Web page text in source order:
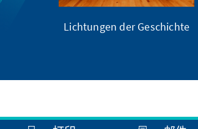
Lichtungen der Geschichte